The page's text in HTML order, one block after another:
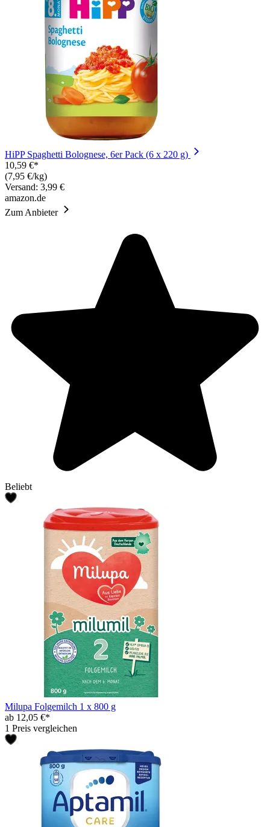
HiPP Spaghetti Bolognese, 6er Pack (6 x 220 g)
10,59 €*
(7,95 €/kg)
Versand: 3,99 €
amazon.de
Zum Anbieter
Beliebt
Milupa Folgemilch 1 x 800 g
ab 12,05 €*
1 Preis vergleichen